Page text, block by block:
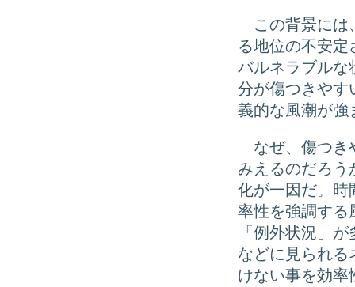
この背景には
る地位の不安
バルネラブルな
分が傷つきやす
義的な風潮が強
なぜ、傷つき
みえるのだろう
化が一因だ。時
率性を強調する
「例外状況」
などに見られる
けない事を効率